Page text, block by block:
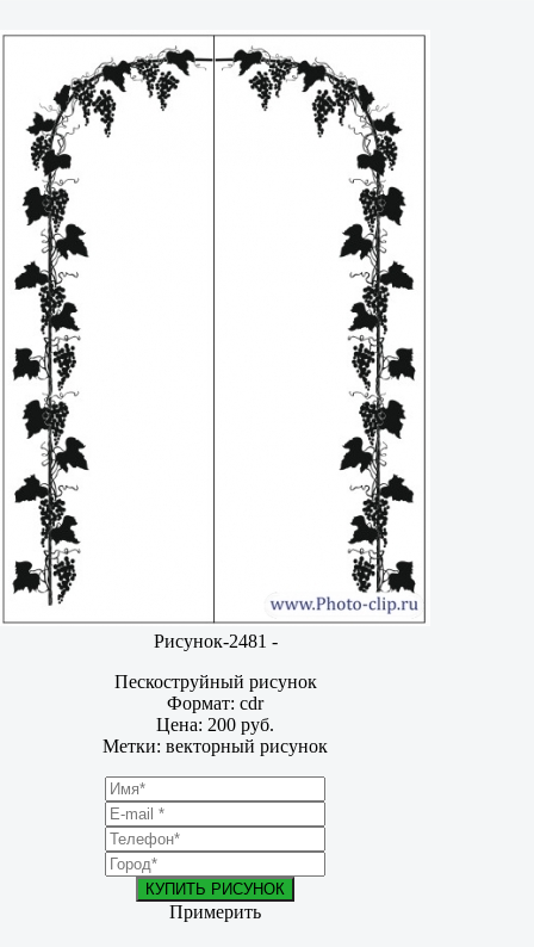
Рисунок-2481 -
Пескоструйный рисунок
Формат: cdr
Цена: 200 руб.
Метки: векторный рисунок
КУПИТЬ РИСУНОК
Примерить